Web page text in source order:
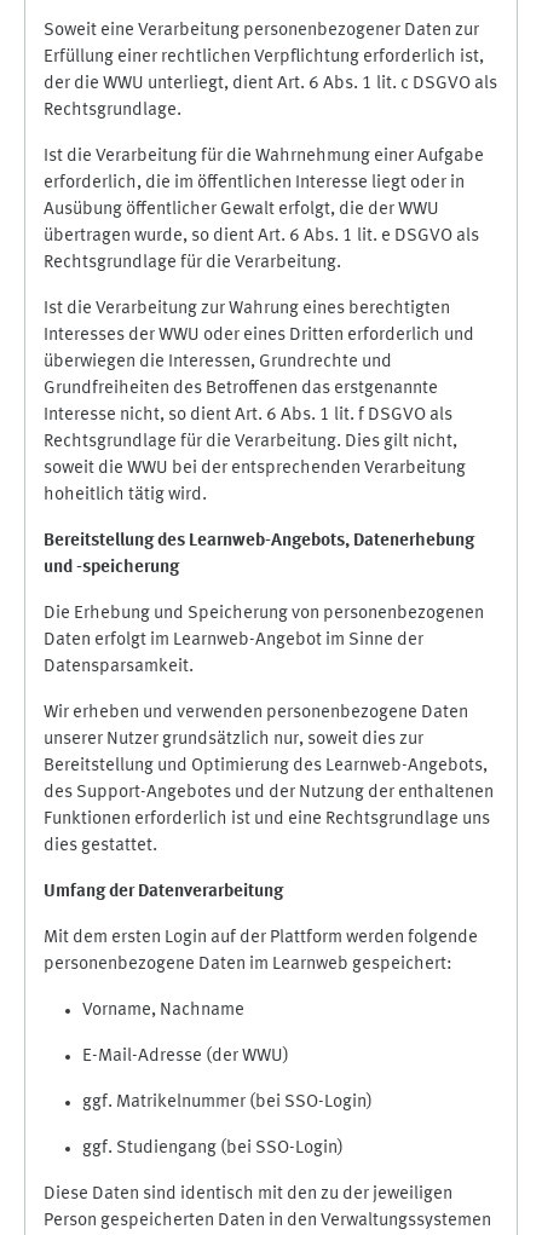
Soweit eine Verarbeitung personenbezogener Daten zur
Erfüllung einer rechtlichen Verpflichtung erforderlich ist,
der die WWU unterliegt, dient Art. 6 Abs. 1 lit. c DSGVO als
Rechtsgrundlage.
Ist die Verarbeitung für die Wahrnehmung einer Aufgabe
erforderlich, die im öffentlichen Interesse liegt oder in
Ausübung öffentlicher Gewalt erfolgt, die der WWU
übertragen wurde, so dient Art. 6 Abs. 1 lit. e DSGVO als
Rechtsgrundlage für die Verarbeitung.
Ist die Verarbeitung zur Wahrung eines berechtigten
Interesses der WWU oder eines Dritten erforderlich und
überwiegen die Interessen, Grundrechte und
Grundfreiheiten des Betroffenen das erstgenannte
Interesse nicht, so dient Art. 6 Abs. 1 lit. f DSGVO als
Rechtsgrundlage für die Verarbeitung. Dies gilt nicht,
soweit die WWU bei der entsprechenden Verarbeitung
hoheitlich tätig wird.
Bereitstellung des Learnweb-Angebots, Datenerhebung
und -speicherung
Die Erhebung und Speicherung von personenbezogenen
Daten erfolgt im Learnweb-Angebot im Sinne der
Datensparsamkeit.
Wir erheben und verwenden personenbezogene Daten
unserer Nutzer grundsätzlich nur, soweit dies zur
Bereitstellung und Optimierung des Learnweb-Angebots,
des Support-Angebotes und der Nutzung der enthaltenen
Funktionen erforderlich ist und eine Rechtsgrundlage uns
dies gestattet.
Umfang der Datenverarbeitung
Mit dem ersten Login auf der Plattform werden folgende
personenbezogene Daten im Learnweb gespeichert:
Vorname, Nachname
E-Mail-Adresse (der WWU)
ggf. Matrikelnummer (bei SSO-Login)
ggf. Studiengang (bei SSO-Login)
Diese Daten sind identisch mit den zu der jeweiligen
Person gespeicherten Daten in den Verwaltungssystemen